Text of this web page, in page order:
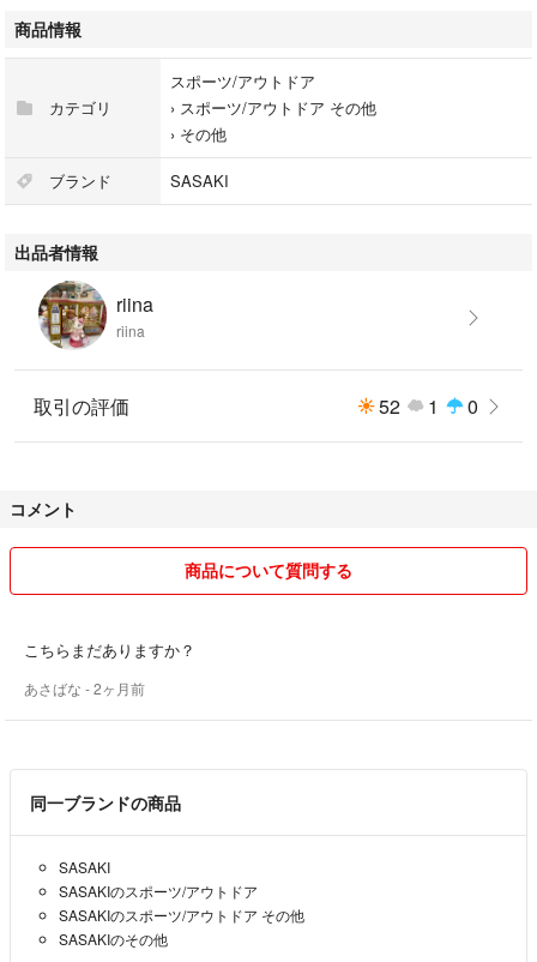
商品情報
カテゴリ
スポーツ/アウトドア
› スポーツ/アウトドア その他
› その他
ブランド SASAKI
出品者情報
riina
riina
取引の評価 52 1 0
コメント
商品について質問する
こちらまだありますか？
あさばな - 2ヶ月前
同一ブランドの商品
SASAKI
SASAKIのスポーツ/アウトドア
SASAKIのスポーツ/アウトドア その他
SASAKIのその他